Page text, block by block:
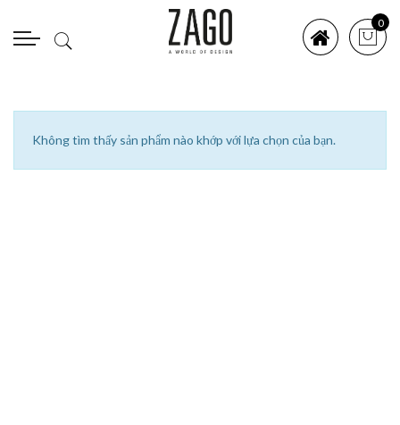
0
Không tìm thấy sản phẩm nào khớp với lựa chọn của bạn.